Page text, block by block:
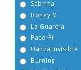
Sabrina
Boney M
La Guardia
Paco Pil
Danza Invisible
Burning